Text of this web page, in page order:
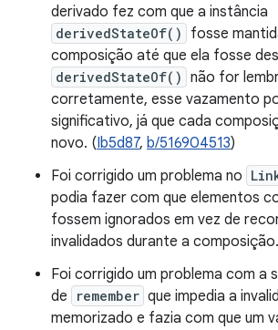
derivado fez com que a instância
derivedStateOf()
fosse
composição até que ela fosse
derivedStateOf() não for
corretamente, esse vazamento
significativo, já que cada
novo. (Ib5d87, b/516904513)
Foi corrigido um problema no
podia fazer com que elementos
fossem ignorados em vez de
invalidados durante a
Foi corrigido um problema com a
de
remember que impedia a
memorizado e fazia com que um